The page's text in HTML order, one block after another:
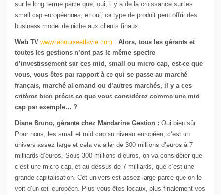
sur le long terme parce que, oui, il y a de la croissance sur les
small cap européennes, et oui, ce type de produit peut offrir des
business model de niche aux clients finaux.
Web TV www.labourseetlavie.com : Alors, tous les gérants et
toutes les gestions n’ont pas le même spectre
d’investissement sur ces mid, small ou micro cap, est-ce que
vous, vous êtes par rapport à ce qui se passe au marché
français, marché allemand ou d’autres marchés, il y a des
critères bien précis ce que vous considérez comme une mid
cap par exemple… ?
Diane Bruno, gérante chez Mandarine Gestion : Oui bien sûr.
Pour nous, les small et mid cap au niveau européen, c’est un
univers assez large et cela va aller de 300 millions d’euros à 7
milliards d’euros. Sous 300 millions d’euros, on va considérer que
c’est une micro cap, et au-dessus de 7 milliards, que c’est une
grande capitalisation. Cet univers est assez large parce que on le
voit d’un œil européen. Plus vous êtes locaux, plus finalement vos